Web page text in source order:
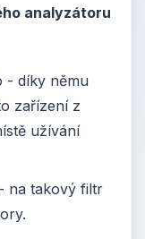
analyzátoru
- díky němu
zařízení z
užívání
na takový filtr